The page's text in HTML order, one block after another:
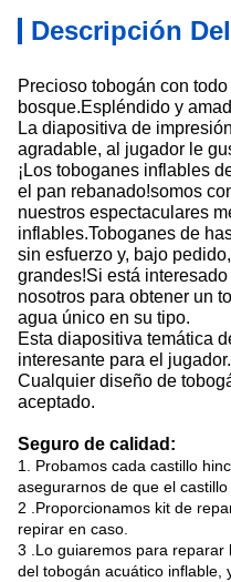
Descripción
Precioso tobogán con
bosque.Espléndido y
La diapositiva de
agradable, al jugador le
¡Los toboganes inflables
el pan rebanado!somos
nuestros espectaculares
inflables.Toboganes de
sin esfuerzo y, bajo
grandes!Si está
nosotros para obtener un
agua único en su tipo.
Esta diapositiva temática
interesante para el jugador.
Cualquier diseño de
aceptado.
Seguro de calidad:
1. Probamos cada castillo
asegurarnos de que el
2 .Proporcionamos kit de
repirar en caso.
3 .Lo guiaremos para reparar
del tobogán acuático inflable,